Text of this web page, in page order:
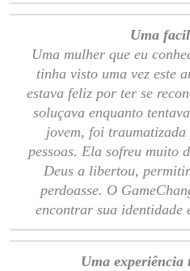
Uma
Uma mulher que eu
tinha visto uma vez este
estava feliz por ter se
soluçava enquanto
jovem, foi traumatizada
pessoas. Ela sofreu muito
Deus a libertou,
perdoasse. O
encontrar sua identidade
Uma experiência